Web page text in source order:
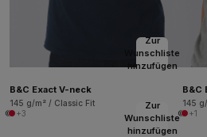
Zur
Wunschliste
hinzufügen
B&C Exact V-neck
145 g/m² / Classic Fit
+3
B&C
145
+1
Zur
Wunschliste
hinzufügen